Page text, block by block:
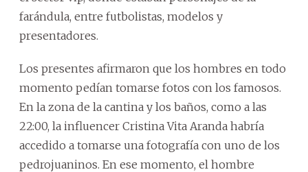
farándula, entre futbolistas, modelos y
presentadores.
Los presentes afirmaron que los hombres en todo
momento pedían tomarse fotos con los famosos.
En la zona de la cantina y los baños, como a las
22:00, la influencer Cristina Vita Aranda habría
accedido a tomarse una fotografía con uno de los
pedrojuaninos. En ese momento, el hombre